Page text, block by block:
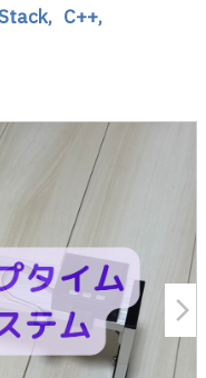
C++,
arrow_forward_ios